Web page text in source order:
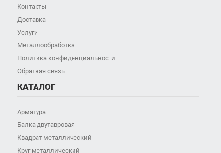
Контакты
Доставка
Услуги
Металлообработка
Политика конфиденциальности
Обратная связь
КАТАЛОГ
Арматура
Балка двутавровая
Квадрат металлический
Круг металлический